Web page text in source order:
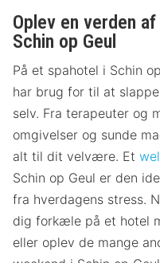
Oplev en verden
Schin op Geul
På et spahotel i Schin
har brug for til at
selv. Fra terapeuter og
omgivelser og sunde
alt til dit velvære. Et
Schin op Geul er den
fra hverdagens stress.
dig forkæle på et hotel
eller oplev de mange